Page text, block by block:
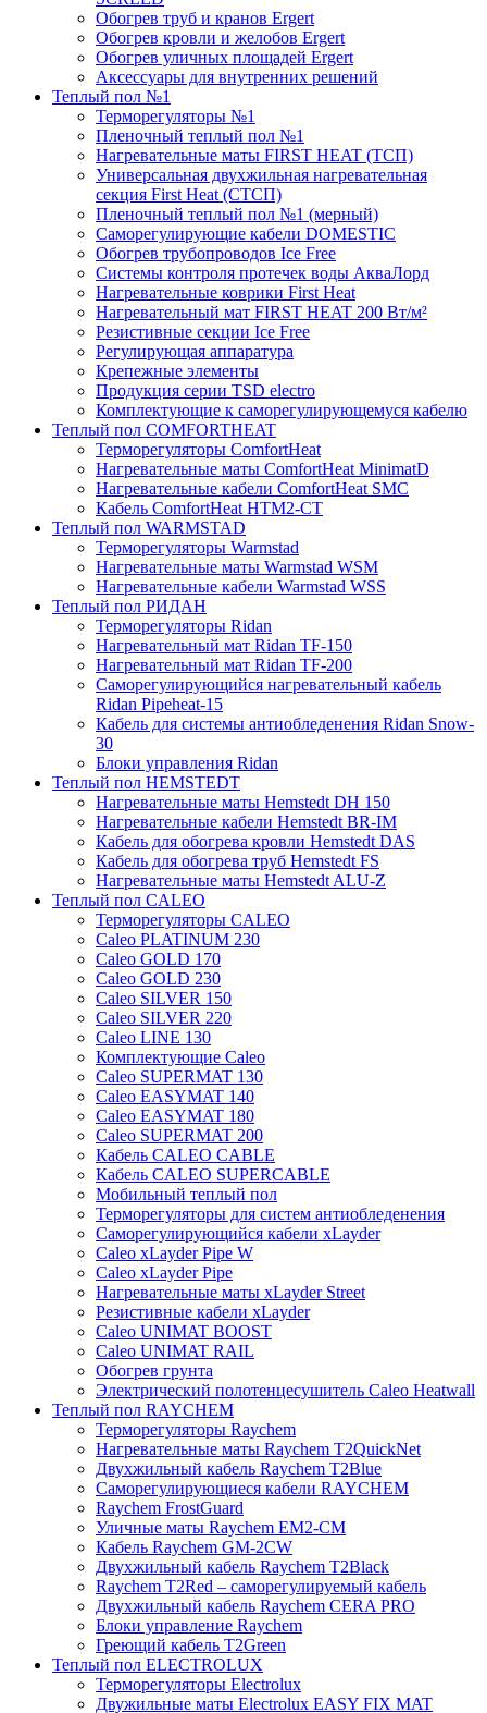
Обогрев труб и кранов Ergert
Обогрев кровли и желобов Ergert
Обогрев уличных площадей Ergert
Аксессуары для внутренних решений
Теплый пол №1
Терморегуляторы №1
Пленочный теплый пол №1
Нагревательные маты FIRST HEAT (ТСП)
Универсальная двухжильная нагревательная
секция First Heat (СТСП)
Пленочный теплый пол №1 (мерный)
Саморегулирующие кабели DOMESTIC
Обогрев трубопроводов Ice Free
Системы контроля протечек воды АкваЛорд
Нагревательные коврики First Heat
Нагревательный мат FIRST HEAT 200 Вт/м²
Резистивные секции Ice Free
Регулирующая аппаратура
Крепежные элементы
Продукция серии TSD electro
Комплектующие к саморегулирующемуся кабелю
Теплый пол COMFORTHEAT
Терморегуляторы ComfortHeat
Нагревательные маты ComfortHeat MinimatD
Нагревательные кабели ComfortHeat SMC
Кабель ComfortHeat HTM2-CT
Теплый пол WARMSTAD
Терморегуляторы Warmstad
Нагревательные маты Warmstad WSM
Нагревательные кабели Warmstad WSS
Теплый пол РИДАН
Терморегуляторы Ridan
Нагревательный мат Ridan TF-150
Нагревательный мат Ridan TF-200
Саморегулирующийся нагревательный кабель
Ridan Pipeheat-15
Кабель для системы антиобледенения Ridan Snow-
30
Блоки управления Ridan
Теплый пол HEMSTEDT
Нагревательные маты Hemstedt DH 150
Нагревательные кабели Hemstedt BR-IM
Кабель для обогрева кровли Hemstedt DAS
Кабель для обогрева труб Hemstedt FS
Нагревательные маты Hemstedt ALU-Z
Теплый пол CALEO
Терморегуляторы CALEO
Caleo PLATINUM 230
Caleo GOLD 170
Caleo GOLD 230
Caleo SILVER 150
Caleo SILVER 220
Caleo LINE 130
Комплектующие Caleo
Caleo SUPERMAT 130
Caleo EASYMAT 140
Caleo EASYMAT 180
Caleo SUPERMAT 200
Кабель CALEO CABLE
Кабель CALEO SUPERCABLE
Мобильный теплый пол
Терморегуляторы для систем антиобледенения
Саморегулирующийся кабели xLayder
Caleo xLayder Pipe W
Caleo xLayder Pipe
Нагревательные маты xLayder Street
Резистивные кабели xLayder
Caleo UNIMAT BOOST
Caleo UNIMAT RAIL
Обогрев грунта
Электрический полотенцесушитель Caleo Heatwall
Теплый пол RAYCHEM
Терморегуляторы Raychem
Нагревательные маты Raychem T2QuickNet
Двухжильный кабель Raychem T2Blue
Саморегулирующиеся кабели RAYCHEM
Raychem FrostGuard
Уличные маты Raychem EM2-CM
Кабель Raychem GM-2CW
Двухжильный кабель Raychem T2Black
Raychem T2Red – саморегулируемый кабель
Двухжильный кабель Raychem CERA PRO
Блоки управление Raychem
Греющий кабель T2Green
Теплый пол ELECTROLUX
Терморегуляторы Electrolux
Двужильные маты Electrolux EASY FIX MAT